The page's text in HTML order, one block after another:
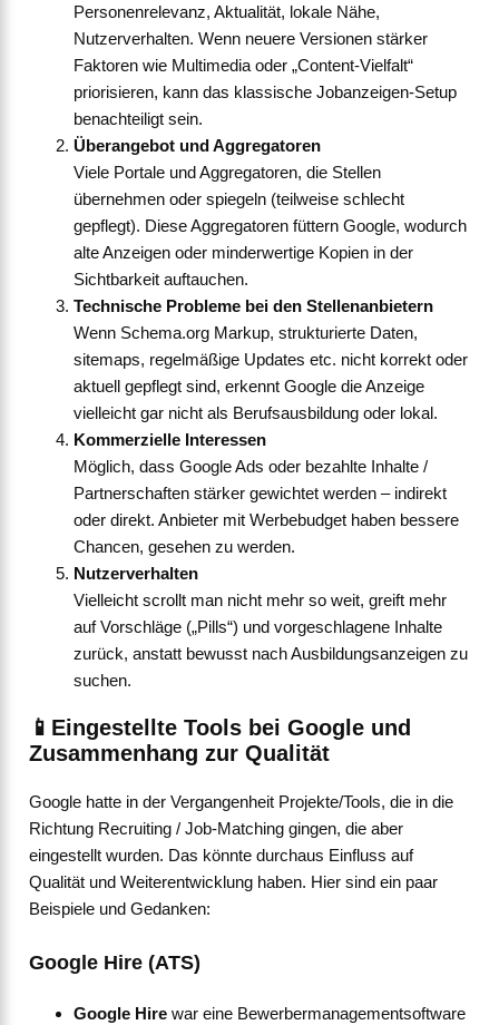
Personenrelevanz, Aktualität, lokale Nähe,
Nutzerverhalten. Wenn neuere Versionen stärker
Faktoren wie Multimedia oder „Content-Vielfalt“
priorisieren, kann das klassische Jobanzeigen-Setup
benachteiligt sein.
Überangebot und Aggregatoren
Viele Portale und Aggregatoren, die Stellen
übernehmen oder spiegeln (teilweise schlecht
gepflegt). Diese Aggregatoren füttern Google, wodurch
alte Anzeigen oder minderwertige Kopien in der
Sichtbarkeit auftauchen.
Technische Probleme bei den Stellenanbietern
Wenn Schema.org Markup, strukturierte Daten,
sitemaps, regelmäßige Updates etc. nicht korrekt oder
aktuell gepflegt sind, erkennt Google die Anzeige
vielleicht gar nicht als Berufsausbildung oder lokal.
Kommerzielle Interessen
Möglich, dass Google Ads oder bezahlte Inhalte /
Partnerschaften stärker gewichtet werden – indirekt
oder direkt. Anbieter mit Werbebudget haben bessere
Chancen, gesehen zu werden.
Nutzerverhalten
Vielleicht scrollt man nicht mehr so weit, greift mehr
auf Vorschläge („Pills“) und vorgeschlagene Inhalte
zurück, anstatt bewusst nach Ausbildungsanzeigen zu
suchen.
📱Eingestellte Tools bei Google und
Zusammenhang zur Qualität
Google hatte in der Vergangenheit Projekte/Tools, die in die
Richtung Recruiting / Job-Matching gingen, die aber
eingestellt wurden. Das könnte durchaus Einfluss auf
Qualität und Weiterentwicklung haben. Hier sind ein paar
Beispiele und Gedanken:
Google Hire (ATS)
Google Hirewar eine Bewerbermanagementsoftware